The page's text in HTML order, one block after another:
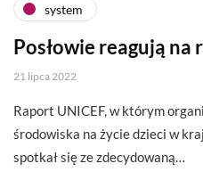
system
Posłowie reagują na
21 lipca 2022
Raport UNICEF, w którym
środowiska na życie dzieci w
spotkał się ze zdecydowaną…